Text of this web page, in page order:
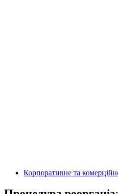
Корпоративне та